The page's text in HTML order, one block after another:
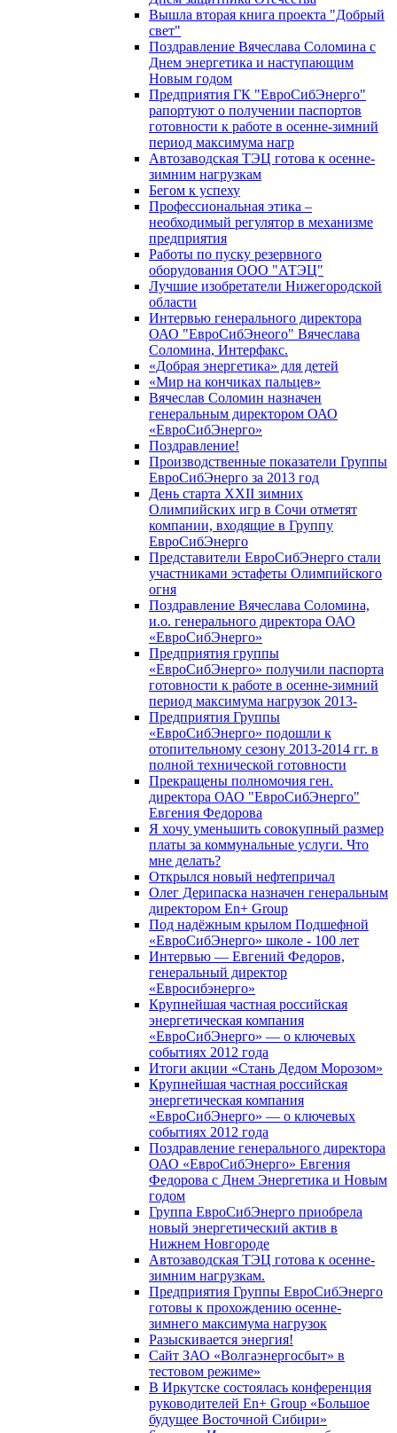
Вышла вторая книга проекта "Добрый
свет"
Поздравление Вячеслава Соломина с
Днем энергетика и наступающим
Новым годом
Предприятия ГК "ЕвроСибЭнерго"
рапортуют о получении паспортов
готовности к работе в осенне-зимний
период максимума нагр
Автозаводская ТЭЦ готова к осенне-
зимним нагрузкам
Бегом к успеху
Профессиональная этика –
необходимый регулятор в механизме
предприятия
Работы по пуску резервного
оборудования ООО "АТЭЦ"
Лучшие изобретатели Нижегородской
области
Интервью генерального директора
ОАО "ЕвроСибЭнеого" Вячеслава
Соломина, Интерфакс.
«Добрая энергетика» для детей
«Мир на кончиках пальцев»
Вячеслав Соломин назначен
генеральным директором ОАО
«ЕвроСибЭнерго»
Поздравление!
Производственные показатели Группы
ЕвроСибЭнерго за 2013 год
День старта XXII зимних
Олимпийских игр в Сочи отметят
компании, входящие в Группу
ЕвроСибЭнерго
Представители ЕвроСибЭнерго стали
участниками эстафеты Олимпийского
огня
Поздравление Вячеслава Соломина,
и.о. генерального директора ОАО
«ЕвроСибЭнерго»
Предприятия группы
«ЕвроСибЭнерго» получили паспорта
готовности к работе в осенне-зимний
период максимума нагрузок 2013-
Предприятия Группы
«ЕвроСибЭнерго» подошли к
отопительному сезону 2013-2014 гг. в
полной технической готовности
Прекращены полномочия ген.
директора ОАО "ЕвроСибЭнерго"
Евгения Федорова
Я хочу уменьшить совокупный размер
платы за коммунальные услуги. Что
мне делать?
Открылся новый нефтепричал
Олег Дерипаска назначен генеральным
директором En+ Group
Под надёжным крылом Подшефной
«ЕвроСибЭнерго» школе - 100 лет
Интервью — Евгений Федоров,
генеральный директор
«Евросибэнерго»
Крупнейшая частная российская
энергетическая компания
«ЕвроСибЭнерго» — о ключевых
событиях 2012 года
Итоги акции «Стань Дедом Морозом»
Крупнейшая частная российская
энергетическая компания
«ЕвроСибЭнерго» — о ключевых
событиях 2012 года
Поздравление генерального директора
ОАО «ЕвроСибЭнерго» Евгения
Федорова с Днем Энергетика и Новым
годом
Группа ЕвроСибЭнерго приобрела
новый энергетический актив в
Нижнем Новгороде
Автозаводская ТЭЦ готова к осенне-
зимним нагрузкам.
Предприятия Группы ЕвроСибЭнерго
готовы к прохождению осенне-
зимнего максимума нагрузок
Разыскивается энергия!
Сайт ЗАО «Волгаэнергосбыт» в
тестовом режиме»
В Иркутске состоялась конференция
руководителей En+ Group «Большое
будущее Восточной Сибири»